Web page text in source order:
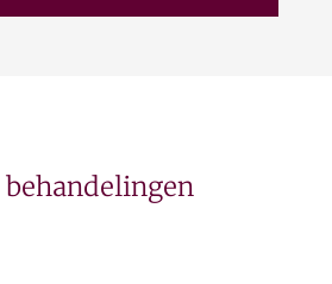
behandelingen